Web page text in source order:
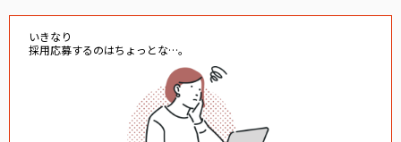
いきなり
採用応募するのはちょっとな…。